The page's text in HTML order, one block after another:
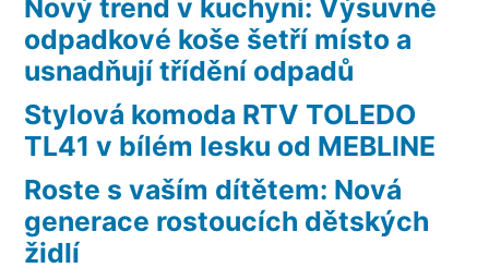
Nový trend v kuchyni: Výsuvné
odpadkové koše šetří místo a
usnadňují třídění odpadů
Stylová komoda RTV TOLEDO
TL41 v bílém lesku od MEBLINE
Roste s vaším dítětem: Nová
generace rostoucích dětských
židlí